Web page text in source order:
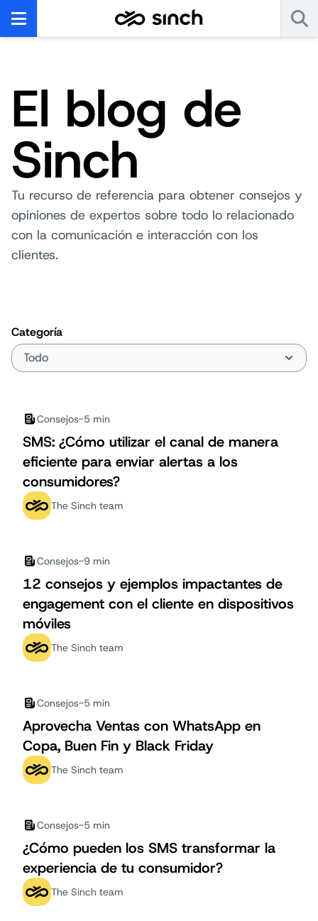
El blog de
Sinch
Tu recurso de referencia para obtener consejos y
opiniones de expertos sobre todo lo relacionado
con la comunicación e interacción con los
clientes.
Categoría
Consejos-5 min
SMS: ¿Cómo utilizar el canal de manera
eficiente para enviar alertas a los
consumidores?
The Sinch team
Consejos-9 min
12 consejos y ejemplos impactantes de
engagement con el cliente en dispositivos
móviles
The Sinch team
Consejos-5 min
Aprovecha Ventas con WhatsApp en
Copa, Buen Fin y Black Friday
The Sinch team
Consejos-5 min
¿Cómo pueden los SMS transformar la
experiencia de tu consumidor?
The Sinch team